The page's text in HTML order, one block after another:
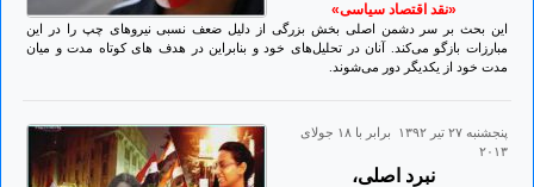
«نقد اقتصاد سیاسی»
این بحث بر سر دشمن اصلی بخش بزرگی از دلیل ضعف نسبی نیروهای چپ را در این
مبارزات بازگو می‌کند. آنان در تحلیل‌های خود و بنابراین در هدف ‌های کوتاه ‌مدت و میان‌
مدت خود از یکدیگر دور می‌شوند.
پنجشنبه ۲۷ تير ۱۳۹۲ برابر با ۱۸ جولای
۲۰۱۳
نبرد اصلی،